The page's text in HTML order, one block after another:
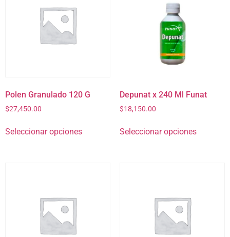
Polen Granulado 120 G
$27,450.00
Seleccionar opciones
Depunat x 240 Ml Funat
$18,150.00
Seleccionar opciones